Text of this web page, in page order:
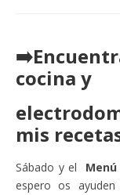
cocina y
mis
Sábado y el
espero os